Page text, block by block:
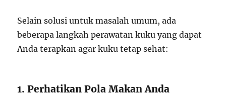
Selain solusi untuk masalah umum, ada
beberapa langkah perawatan kuku yang dapat
Anda terapkan agar kuku tetap sehat:
1. Perhatikan Pola Makan Anda